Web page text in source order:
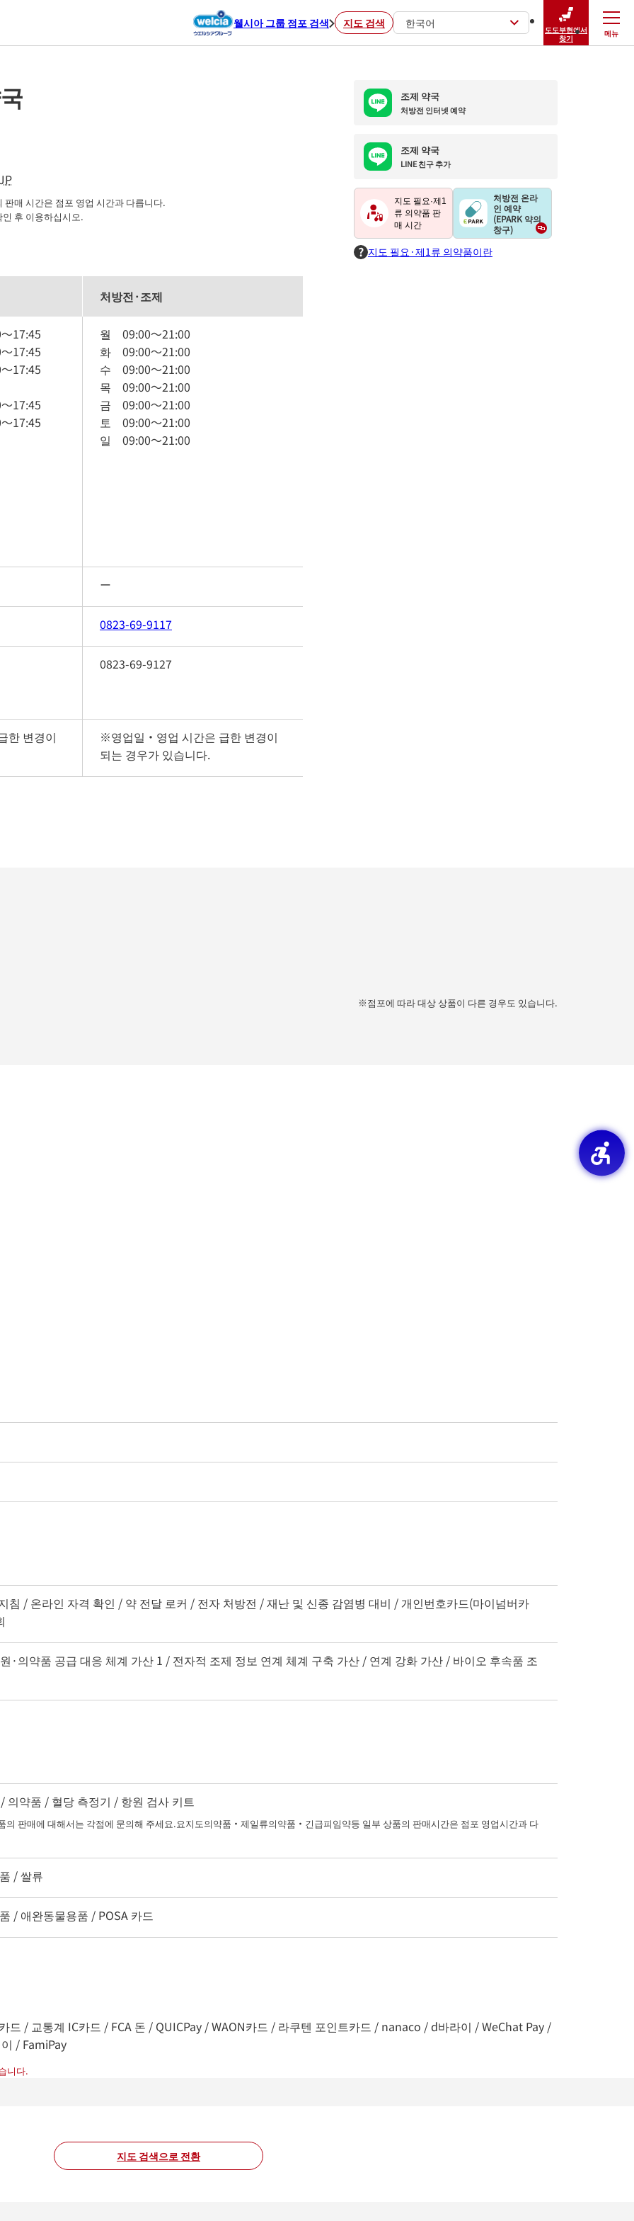
웰시아 그룹 점포 검색 지도 검색 한국어
도도부현에서
찾기
메뉴
닫기
매 시간은 점포 영업 시간과 다릅니다.
후 이용하십시오.
조제 약국
처방전 인터넷 예약
조제 약국
LINE 친구 추가
지도 필요·제1
류 의약품 판
매 시간
처방전 온라
인 예약
(EPARK 약의
창구)
지도 필요·제1류 의약품이란
※점포에 따라 대상 상품이 다른 경우도 있습니다.
처방전·조제
～17:45
～17:45
～17:45
～17:45
～17:45
월 09:00～21:00
화 09:00～21:00
수 09:00～21:00
목 09:00～21:00
금 09:00～21:00
토 09:00～21:00
일 09:00～21:00
ー
0823-69-9117
0823-69-9127
한 변경이
※영업일・영업 시간은 급한 변경이
되는 경우가 있습니다.
침 / 온라인 자격 확인 / 약 전달 로커 / 전자 처방전 / 재난 및 신종 감염병 대비 / 개인번호카드(마이넘버카
·의약품 공급 대응 체계 가산 1 / 전자적 조제 정보 연계 체계 구축 가산 / 연계 강화 가산 / 바이오 후속품 조
의약품 / 혈당 측정기 / 항원 검사 키트
판매에 대해서는 각점에 문의해 주세요.요지도의약품・제일류의약품・긴급피임약등 일부 상품의 판매시간은 점포 영업시간과 다
/ 쌀류
/ 애완동물용품 / POSA 카드
드 / 교통계 IC카드 / FCA 돈 / QUICPay / WAON카드 / 라쿠텐 포인트카드 / nanaco / d바라이 / WeChat Pay /
/ FamiPay
니다.
지도 검색으로 전환